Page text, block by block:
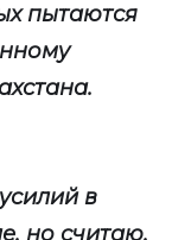
пытаются
в
но считаю,